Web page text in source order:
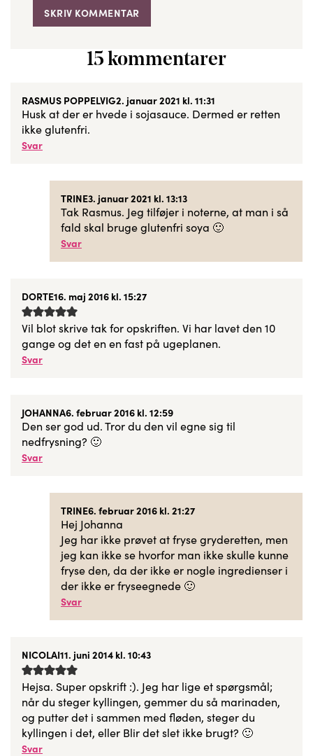
15 kommentarer
RASMUS POPPELVIG2. januar 2021 kl. 11:31
Husk at der er hvede i sojasauce. Dermed er retten
ikke glutenfri.
Svar
TRINE3. januar 2021 kl. 13:13
Tak Rasmus. Jeg tilføjer i noterne, at man i så
fald skal bruge glutenfri soya 🙂
Svar
DORTE16. maj 2016 kl. 15:27
Vil blot skrive tak for opskriften. Vi har lavet den 10
gange og det en en fast på ugeplanen.
Svar
JOHANNA6. februar 2016 kl. 12:59
Den ser god ud. Tror du den vil egne sig til
nedfrysning? 🙂
Svar
TRINE6. februar 2016 kl. 21:27
Hej Johanna
Jeg har ikke prøvet at fryse gryderetten, men
jeg kan ikke se hvorfor man ikke skulle kunne
fryse den, da der ikke er nogle ingredienser i
der ikke er fryseegnede 🙂
Svar
NICOLAI11. juni 2014 kl. 10:43
Hejsa. Super opskrift :). Jeg har lige et spørgsmål;
når du steger kyllingen, gemmer du så marinaden,
og putter det i sammen med fløden, steger du
kyllingen i det, eller Blir det slet ikke brugt? 🙂
Svar